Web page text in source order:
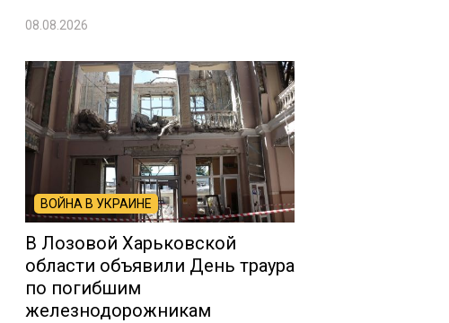
08.08.2026
ВОЙНА В УКРАИНЕ
В Лозовой Харьковской
области объявили День траура
по погибшим
железнодорожникам